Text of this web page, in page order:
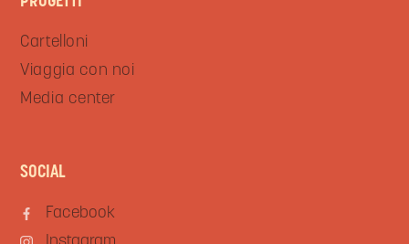
Cartelloni
Viaggia con noi
Media center
SOCIAL
Facebook